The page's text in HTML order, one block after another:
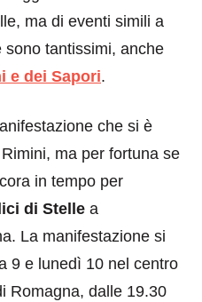
ma di eventi simili a
sono tantissimi, anche
e dei Sapori.
che si è
ma per fortuna se
in tempo per
di Stelle a
La manifestazione si
9 e lunedì 10 nel centro
Romagna, dalle 19.30